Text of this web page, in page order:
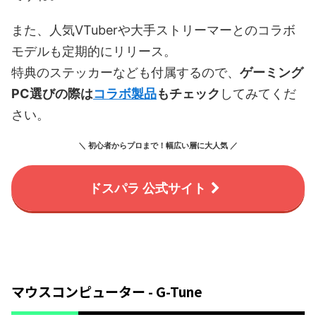
また、人気VTuberや大手ストリーマーとのコラボ
モデルも定期的にリリース。
特典のステッカーなども付属するので、 ゲーミング
PC選びの際はコラボ製品もチェック してみてくだ
さい。
＼ 初心者からプロまで！幅広い層に大人気 ／
ドスパラ 公式サイト
マウスコンピューター - G-Tune